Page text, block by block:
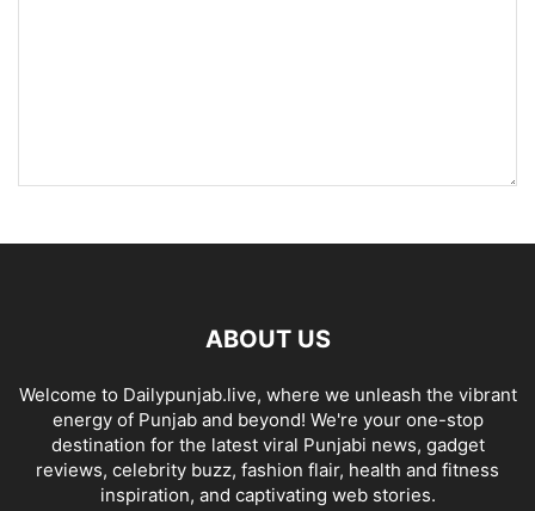
ABOUT US
Welcome to Dailypunjab.live, where we unleash the vibrant
energy of Punjab and beyond! We're your one-stop
destination for the latest viral Punjabi news, gadget
reviews, celebrity buzz, fashion flair, health and fitness
inspiration, and captivating web stories.